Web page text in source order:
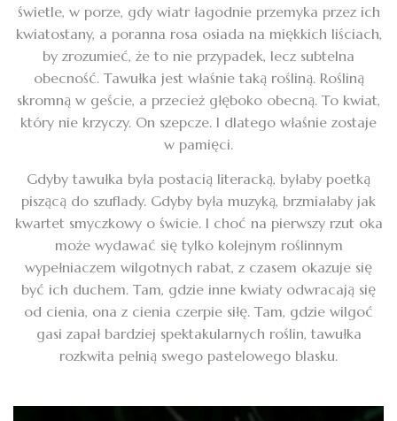
świetle, w porze, gdy wiatr łagodnie przemyka przez ich
kwiatostany, a poranna rosa osiada na miękkich liściach,
by zrozumieć, że to nie przypadek, lecz subtelna
obecność. Tawułka jest właśnie taką rośliną. Rośliną
skromną w geście, a przecież głęboko obecną. To kwiat,
który nie krzyczy. On szepcze. I dlatego właśnie zostaje
w pamięci.
Gdyby tawułka była postacią literacką, byłaby poetką
piszącą do szuflady. Gdyby była muzyką, brzmiałaby jak
kwartet smyczkowy o świcie. I choć na pierwszy rzut oka
może wydawać się tylko kolejnym roślinnym
wypełniaczem wilgotnych rabat, z czasem okazuje się
być ich duchem. Tam, gdzie inne kwiaty odwracają się
od cienia, ona z cienia czerpie siłę. Tam, gdzie wilgoć
gasi zapał bardziej spektakularnych roślin, tawułka
rozkwita pełnią swego pastelowego blasku.